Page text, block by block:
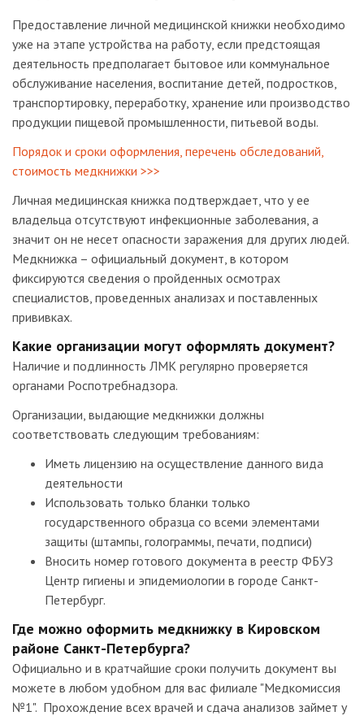
Предоставление личной медицинской книжки необходимо
уже на этапе устройства на работу, если предстоящая
деятельность предполагает бытовое или коммунальное
обслуживание населения, воспитание детей, подростков,
транспортировку, переработку, хранение или производство
продукции пищевой промышленности, питьевой воды.
Порядок и сроки оформления, перечень обследований,
стоимость медкнижки >>>
Личная медицинская книжка подтверждает, что у ее
владельца отсутствуют инфекционные заболевания, а
значит он не несет опасности заражения для других людей.
Медкнижка – официальный документ, в котором
фиксируются сведения о пройденных осмотрах
специалистов, проведенных анализах и поставленных
прививках.
Какие организации могут оформлять документ?
Наличие и подлинность ЛМК регулярно проверяется
органами Роспотребнадзора.
Организации, выдающие медкнижки должны
соответствовать следующим требованиям:
Иметь лицензию на осуществление данного вида
деятельности
Использовать только бланки только
государственного образца со всеми элементами
защиты (штампы, голограммы, печати, подписи)
Вносить номер готового документа в реестр ФБУЗ
Центр гигиены и эпидемиологии в городе Санкт-
Петербург.
Где можно оформить медкнижку в Кировском
районе Санкт-Петербурга?
Официально и в кратчайшие сроки получить документ вы
можете в любом удобном для вас филиале "Медкомиссия
№1". Прохождение всех врачей и сдача анализов займет у